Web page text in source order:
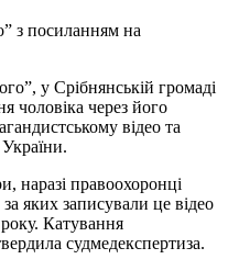
з посиланням на
у Срібнянській громаді
чоловіка через його
відео та
наразі правоохоронці
яких записували це відео
Катування
судмедекспертиза.